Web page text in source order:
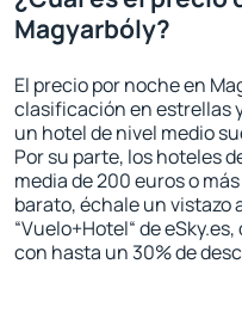
Magyarbóly?
El precio por noche en
clasificación en estrellas
un hotel de nivel medio
Por su parte, los hoteles
media de 200 euros o
barato, échale un vistazo
“Vuelo+Hotel“ de
con hasta un 30% de